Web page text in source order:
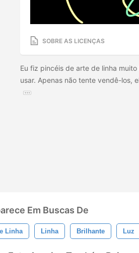
SOBRE AS LICENÇAS
Eu fiz pincéis de arte de linha
usar. Apenas não tente vendê-los,
Em Buscas De
Linha Linha Brilhante Luz